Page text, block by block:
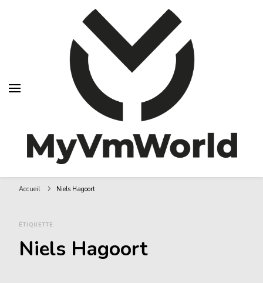
MyVMworld
Accueil Niels Hagoort
ÉTIQUETTE
Niels Hagoort